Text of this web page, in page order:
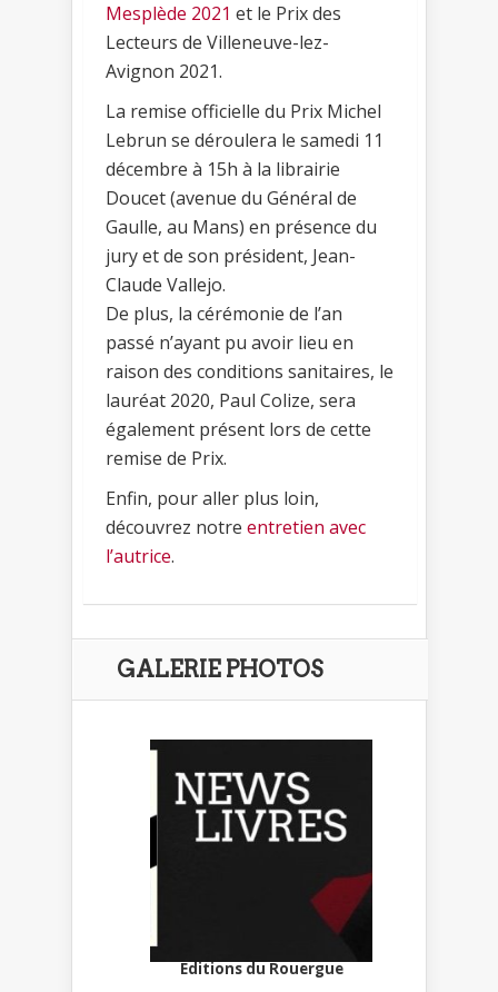
Mesplède 2021 et le Prix des
Lecteurs de Villeneuve-lez-
Avignon 2021.
La remise officielle du Prix Michel
Lebrun se déroulera le samedi 11
décembre à 15h à la librairie
Doucet (avenue du Général de
Gaulle, au Mans) en présence du
jury et de son président, Jean-
Claude Vallejo.
De plus, la cérémonie de l’an
passé n’ayant pu avoir lieu en
raison des conditions sanitaires, le
lauréat 2020, Paul Colize, sera
également présent lors de cette
remise de Prix.
Enfin, pour aller plus loin,
découvrez notre entretien avec
l’autrice.
GALERIE PHOTOS
Editions du Rouergue